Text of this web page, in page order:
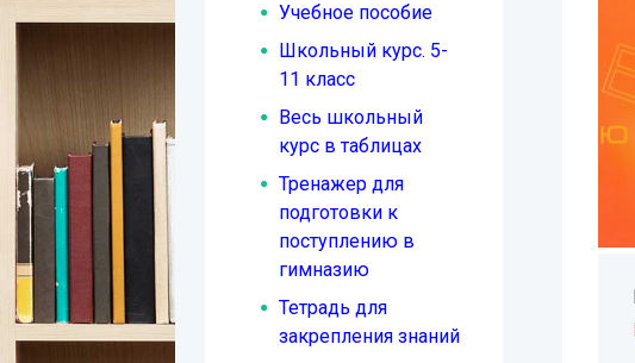
Учебное пособие
Школьный курс. 5-
11 класс
Весь школьный
курс в таблицах
Тренажер для
подготовки к
поступлению в
гимназию
Тетрадь для
закрепления знаний